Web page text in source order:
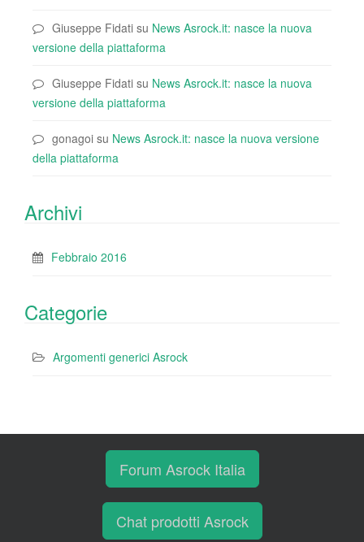
Giuseppe Fidati su News Asrock.it: nasce la nuova
versione della piattaforma
Giuseppe Fidati su News Asrock.it: nasce la nuova
versione della piattaforma
gonagoi su News Asrock.it: nasce la nuova versione
della piattaforma
Archivi
Febbraio 2016
Categorie
Argomenti generici Asrock
Forum Asrock Italia
Chat prodotti Asrock